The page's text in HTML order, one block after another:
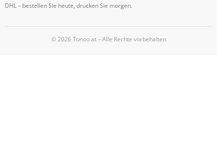
DHL – bestellen Sie heute, drucken Sie morgen.
© 2026 Tonoo.at – Alle Rechte vorbehalten